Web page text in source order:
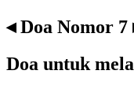
◂ Doa Nomor 7
Doa untuk